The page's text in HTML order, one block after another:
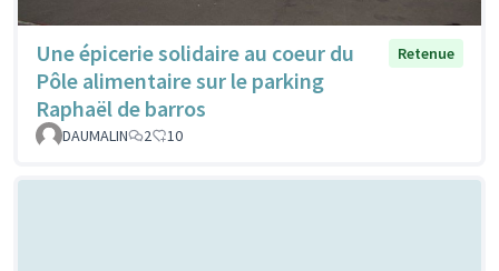
Une épicerie solidaire au coeur du
Pôle alimentaire sur le parking
Raphaël de barros
Retenue
DAUMALIN 2 10